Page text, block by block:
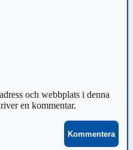
och webbplats i denna
en kommentar.